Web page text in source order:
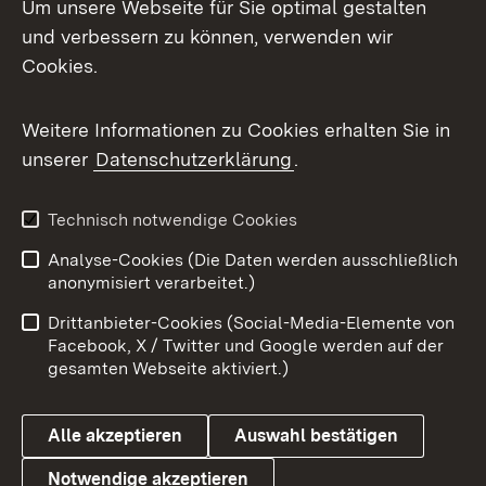
Facebook
X / Twitter
Youtube
Impressum
Kontakt
Barrierefreiheit
Datenschutz
Cookies
Um unsere Webseite für Sie optimal gestalten
und verbessern zu können, verwenden wir
Cookies.
Weitere Informationen zu Cookies erhalten Sie in
unserer Datenschutzerklärung.
Technisch notwendige Cookies
Analyse-Cookies (Die Daten werden ausschließlich
anonymisiert verarbeitet.)
Drittanbieter-Cookies (Social-Media-Elemente von
Facebook, X / Twitter und Google werden auf der
gesamten Webseite aktiviert.)
Alle akzeptieren Auswahl bestätigen
Notwendige akzeptieren